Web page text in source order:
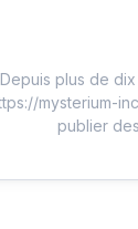
Depuis plus de
mysterium-
publier